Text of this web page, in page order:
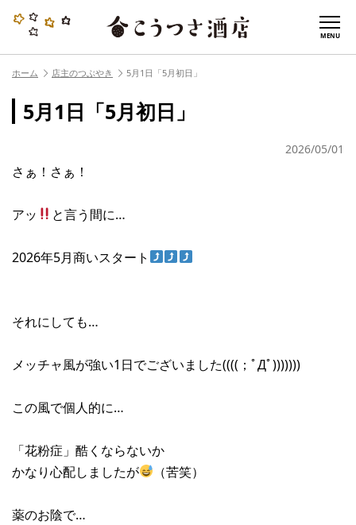
MENU
ホーム 店主のつぶやき 5月1日「5月初日」
5月1日「5月初日」
2026/05/01
さぁ！さぁ！
アッ と言う間に…
2026年5月商いスタート
それにしても…
メッチャ風が強い1日でございました((((；ﾟДﾟ)))))))
この風で個人的に…
「花粉症」酷くならないか
かなり心配しましたが
（苦笑）
薬のお陰で…